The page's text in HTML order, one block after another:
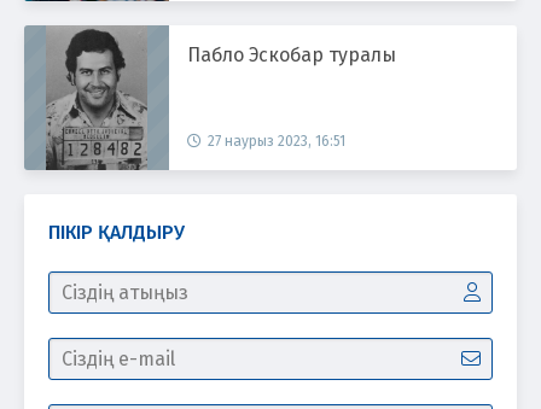
Пабло Эскобар туралы
27 наурыз 2023, 16:51
ПІКІР ҚАЛДЫРУ